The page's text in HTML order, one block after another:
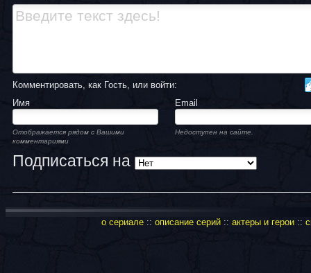
Комментировать, как Гость, или войти:
Имя
Email
Отображается рядом с Вашими
комментариями
Недоступен на сайте.
Подписаться на
о сериале:: описание серий:: актеры и герои::